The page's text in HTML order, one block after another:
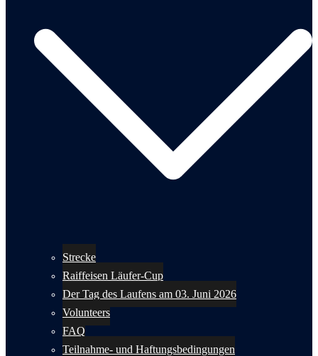
Strecke
Raiffeisen Läufer-Cup
Der Tag des Laufens am 03. Juni 2026
Volunteers
FAQ
Teilnahme- und Haftungsbedingungen